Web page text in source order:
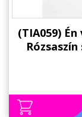
(TIA059)